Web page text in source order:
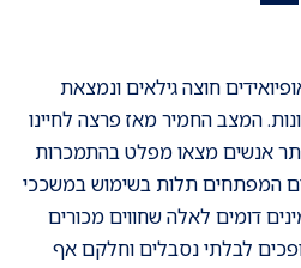
חוצה גילאים ונמצאת
המצב החמיר מאז פרצה לחיינו
אנשים מצאו מפלט בהתמכרות
המפתחים תלות בשימוש במשככי
דומים לאלה שחווים מכורים
לבלתי נסבלים וחלקם אף